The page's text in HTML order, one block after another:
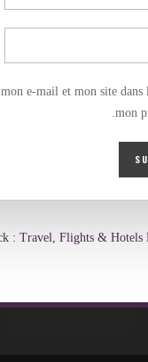
e-mail et mon site dans
mon
: Travel, Flights & Hotels